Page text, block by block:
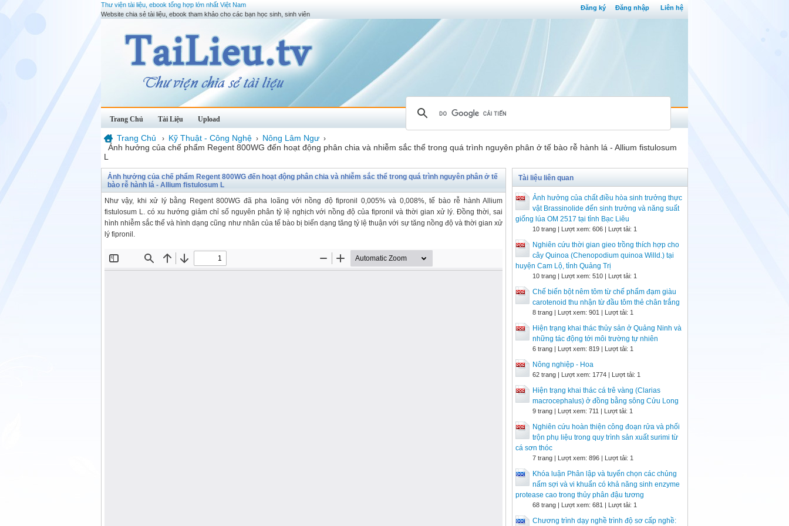
Đăng ký Đăng nhập Liên hệ
Thư viện tài liệu, ebook tổng hợp lớn nhất Việt Nam
Website chia sẻ tài liệu, ebook tham khảo cho các bạn học sinh, sinh viên
Trang Chủ Tài Liệu Upload
Trang Chủ › Kỹ Thuật - Công Nghệ › Nông Lâm Ngư ›
Ảnh hưởng của chế phẩm Regent 800WG đến hoạt động phân chia và nhiễm sắc thể trong quá trình nguyên phân ở tế bào rễ hành lá - Allium fistulosum
L
Ảnh hưởng của chế phẩm Regent 800WG đến hoạt động phân chia và nhiễm sắc thể trong quá trình nguyên phân ở tế
bào rễ hành lá - Allium fistulosum L
Như vậy, khi xử lý bằng Regent 800WG đã pha loãng với nồng độ fipronil 0,005% và 0,008%, tế bào rễ hành Allium
fistulosum L. có xu hướng giảm chỉ số nguyên phân tỷ lệ nghịch với nồng độ của fipronil và thời gian xử lý. Đồng thời, sai
hình nhiễm sắc thể và hình dạng cũng như nhân của tế bào bị biến dạng tăng tỷ lệ thuận với sự tăng nồng độ và thời gian xử
lý fipronil.
Tài liệu liên quan
Ảnh hưởng của chất điều hòa sinh trưởng thực
vật Brassinolide đến sinh trưởng và năng suất
giống lúa OM 2517 tại tỉnh Bạc Liêu
10 trang | Lượt xem: 606 | Lượt tải: 1
Nghiên cứu thời gian gieo trồng thích hợp cho
cây Quinoa (Chenopodium quinoa Willd.) tại
huyện Cam Lộ, tỉnh Quảng Trị
10 trang | Lượt xem: 510 | Lượt tải: 1
Chế biến bột nêm tôm từ chế phẩm đạm giàu
carotenoid thu nhận từ đầu tôm thẻ chân trắng
8 trang | Lượt xem: 901 | Lượt tải: 1
Hiện trạng khai thác thủy sản ở Quảng Ninh và
những tác động tới môi trường tự nhiên
6 trang | Lượt xem: 819 | Lượt tải: 1
Nông nghiệp - Hoa
62 trang | Lượt xem: 1774 | Lượt tải: 1
Hiện trạng khai thác cá trê vàng (Clarias
macrocephalus) ở đồng bằng sông Cửu Long
9 trang | Lượt xem: 711 | Lượt tải: 1
Nghiên cứu hoàn thiện công đoạn rửa và phối
trộn phụ liệu trong quy trình sản xuất surimi từ
cá sơn thóc
7 trang | Lượt xem: 896 | Lượt tải: 1
Khóa luận Phân lập và tuyển chọn các chủng
nấm sợi và vi khuẩn có khả năng sinh enzyme
protease cao trong thủy phân đậu tương
68 trang | Lượt xem: 681 | Lượt tải: 1
Chương trình dạy nghề trình độ sơ cấp nghề: